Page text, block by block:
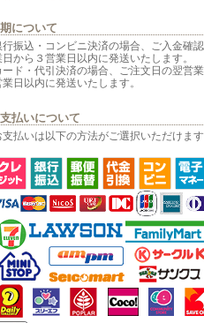
について
行振込・コンビニ決済の場合、ご入金確
日から３営業日以内に発送いたします。
ード・代引決済の場合、ご注文日の翌営
業日以内に発送いたします。
払いについて
支払いは以下の方法がご選択いただけます